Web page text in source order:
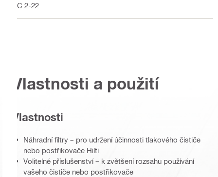
PC 2-22
Vlastnosti a použití
Vlastnosti
Náhradní filtry – pro udržení účinnosti tlakového čističe
nebo postřikovače Hilti
Volitelné příslušenství – k zvětšení rozsahu používání
vašeho čističe nebo postřikovače